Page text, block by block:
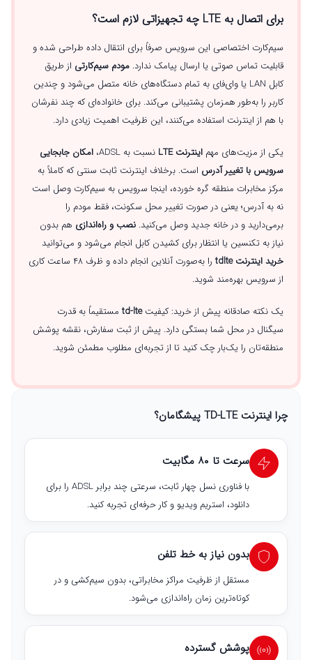
برای اتصال به LTE چه تجهیزاتی لازم است؟
سیم‌کارت اختصاصی این سرویس صرفاً برای انتقال داده طراحی شده و
قابلیت تماس صوتی یا ارسال پیامک ندارد. مودم سیم‌کارتی از طریق
کابل LAN یا وای‌فای به تمام دستگاه‌های خانه متصل می‌شود و چندین
کاربر را به‌طور همزمان پشتیبانی می‌کند. برای خانواده‌ای که چند نفرشان
با هم از اینترنت استفاده می‌کنند، این ظرفیت اهمیت زیادی دارد.
یکی از مزیت‌های مهم اینترنت LTE نسبت به ADSL،
امکان جابجایی
سرویس با تغییر آدرس است. برخلاف اینترنت ثابت سنتی که کاملاً به
مرکز مخابرات منطقه گره خورده، اینجا سرویس به سیم‌کارت وصل است
نه به آدرس؛ یعنی در صورت تغییر محل سکونت، فقط مودم را
برمی‌دارید و در خانه جدید وصل می‌کنید. نصب و راه‌اندازی هم بدون
نیاز به تکنسین یا انتظار برای کشیدن کابل انجام می‌شود و می‌توانید
خرید اینترنت tdlte
را به‌صورت آنلاین انجام داده و ظرف ۴۸ ساعت کاری
از سرویس بهره‌مند شوید.
یک نکته صادقانه پیش از خرید: کیفیتtd-lteمستقیماً به قدرت
سیگنال در محل شما بستگی دارد. پیش از ثبت سفارش، نقشه پوشش
منطقه‌تان را یک‌بار چک کنید تا از تجربه‌ای مطلوب مطمئن شوید.
چرا اینترنت TD-LTE پیشگامان؟
سرعت تا ۸۰ مگابیت
با فناوری نسل چهار ثابت، سرعتی چند برابر ADSL را برای
دانلود، استریم ویدیو و کار حرفه‌ای تجربه کنید.
بدون نیاز به خط تلفن
مستقل از ظرفیت مراکز مخابراتی، بدون سیم‌کشی و در
کوتاه‌ترین زمان راه‌اندازی می‌شود.
پوشش گسترده